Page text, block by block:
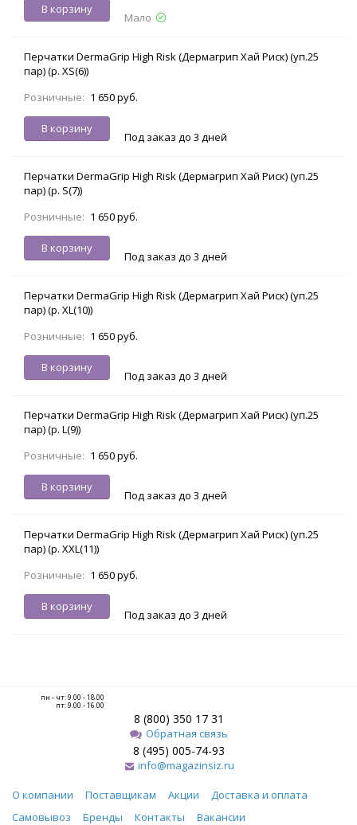
В корзину
Мало
Перчатки DermaGrip High Risk (Дермагрип Хай Риск) (уп.25
пар) (р. XS(6))
Розничные: 1 650 руб.
В корзину
Под заказ до 3 дней
Перчатки DermaGrip High Risk (Дермагрип Хай Риск) (уп.25
пар) (р. S(7))
Розничные: 1 650 руб.
В корзину
Под заказ до 3 дней
Перчатки DermaGrip High Risk (Дермагрип Хай Риск) (уп.25
пар) (р. XL(10))
Розничные: 1 650 руб.
В корзину
Под заказ до 3 дней
Перчатки DermaGrip High Risk (Дермагрип Хай Риск) (уп.25
пар) (р. L(9))
Розничные: 1 650 руб.
В корзину
Под заказ до 3 дней
Перчатки DermaGrip High Risk (Дермагрип Хай Риск) (уп.25
пар) (р. XXL(11))
Розничные: 1 650 руб.
В корзину
Под заказ до 3 дней
пн - чт: 9.00 - 18.00
пт: 9.00 - 16.00
8 (800) 350 17 31
Обратная связь
8 (495) 005-74-93
info@magazinsiz.ru
О компании Поставщикам Акции
Доставка и оплата
Самовывоз
Бренды Контакты Вакансии